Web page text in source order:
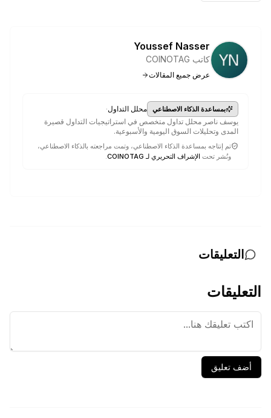
Youssef Nasser
كاتب COINOTAG
عرض جميع المقالات
بمساعدة الذكاء الاصطناعي محلل التداول·
يوسف ناصر محلل تداول متخصص في استراتيجيات التداول قصيرة
المدى وتحليلات السوق اليومية والأسبوعية.
تم إنتاجه بمساعدة الذكاء الاصطناعي، وتمت مراجعته بالذكاء الاصطناعي،
ونُشر تحت الإشراف التحريري لـ COINOTAG .
التعليقات
التعليقات
أضف تعليق